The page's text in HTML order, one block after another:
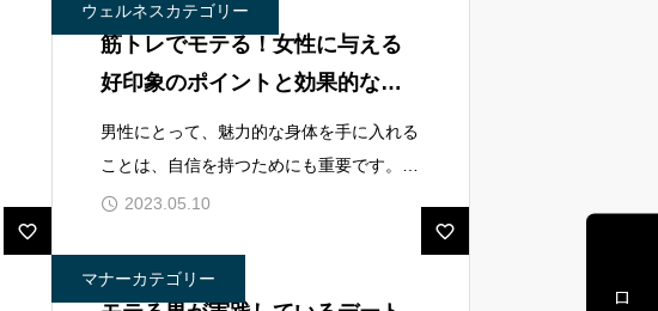
ウェルネスカテゴリー
筋トレでモテる！女性に与える
好印象のポイントと効果的なト
レーニング方法
男性にとって、魅力的な身体を手に入れる
ことは、自信を持つためにも重要です。し
かしそれだけでなく、筋トレは女性に好印
な
2023.05.10
マナーカテゴリー